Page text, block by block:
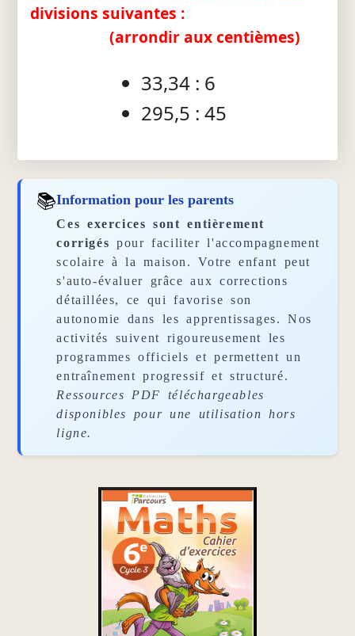
divisions suivantes :
(arrondir aux centièmes)
33,34 : 6
295,5 : 45
📚Information pour les parents
Ces exercices sont entièrement
corrigés pour faciliter l'accompagnement
scolaire à la maison. Votre enfant peut
s'auto-évaluer grâce aux corrections
détaillées, ce qui favorise son
autonomie dans les apprentissages. Nos
activités suivent rigoureusement les
programmes officiels et permettent un
entraînement progressif et structuré.
Ressources PDF téléchargeables
disponibles pour une utilisation hors
ligne.